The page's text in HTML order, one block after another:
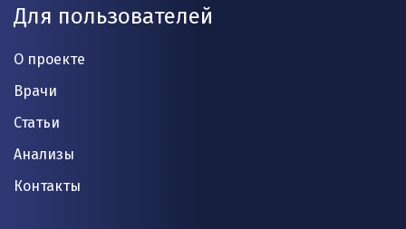
Для пользователей
О проекте
Врачи
Статьи
Анализы
Контакты